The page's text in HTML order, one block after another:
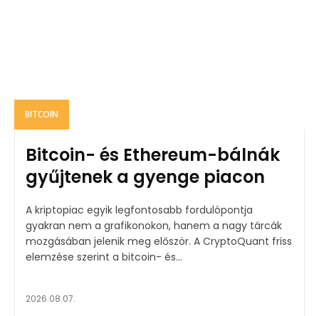
BITCOIN
Bitcoin- és Ethereum-bálnák
gyűjtenek a gyenge piacon
A kriptopiac egyik legfontosabb fordulópontja
gyakran nem a grafikonokon, hanem a nagy tárcák
mozgásában jelenik meg először. A CryptoQuant friss
elemzése szerint a bitcoin- és...
2026.08.07.